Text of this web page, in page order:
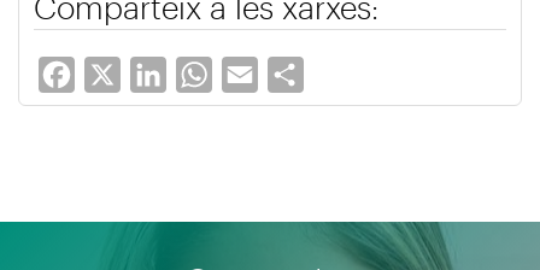
Facebook LinkedInWhatsApp
Email